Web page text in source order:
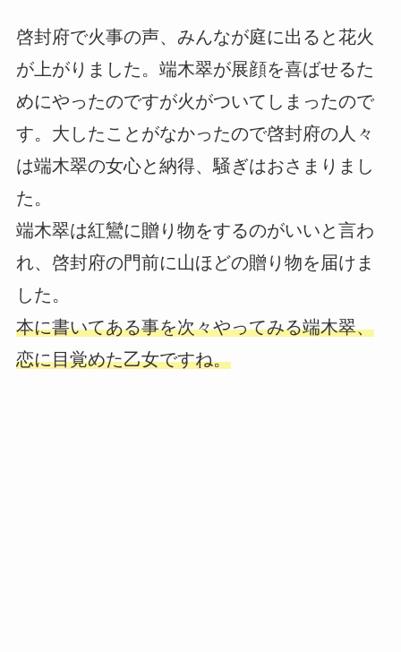
啓封府で火事の声、みんなが庭に出ると花火
が上がりました。端木翠が展顔を喜ばせるた
めにやったのですが火がついてしまったので
す。大したことがなかったので啓封府の人々
は端木翠の女心と納得、騒ぎはおさまりまし
た。
端木翠は紅鸞に贈り物をするのがいいと言わ
れ、啓封府の門前に山ほどの贈り物を届けま
した。
本に書いてある事を次々やってみる端木翠、
恋に目覚めた乙女ですね。